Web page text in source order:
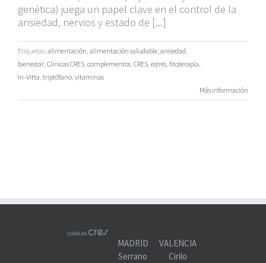
genética) juega un papel clave en el control de la
ansiedad, nervios y estado de [...]
Etiquetas: alimentación, alimentación saludable, ansiedad,
bienestar, Clínicas CRES, complementos, CRES, estrés, fitoterapia,
In-Vitta, triptófano, vitaminas
Más información
MADRID
Serrano
VALENCIA
Cirilo